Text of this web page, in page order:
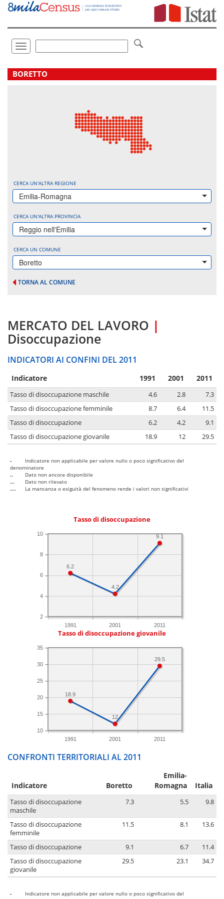
Vai
direttamente
Toggle
navigation
.
BORETTO
CERCA UN'ALTRA REGIONE
Emilia-Romagna
CERCA UN'ALTRA PROVINCIA
Reggio nell'Emilia
CERCA UN COMUNE
Boretto
TORNA AL COMUNE
MERCATO DEL LAVORO |
Disoccupazione
INDICATORI AI CONFINI DEL 2011
Indicatore 1991 2001 2011
Tasso di disoccupazione maschile 4.6 2.8
7.3
Tasso di disoccupazione femminile
8.7 6.4
11.5
Tasso di disoccupazione
6.2 4.2
9.1
Tasso di disoccupazione giovanile
18.9 12 29.5
-
Indicatore non applicabile per valore nullo o poco significativo del
denominatore
..
Dato non ancora disponibile
...
Dato non rilevato
....
La mancanza o esiguità del fenomeno rende i valori non significativi
Tasso di disoccupazione
1991 2001 2011
2
4
6
8
10 9.1
4.2
6.2
Tasso di disoccupazione giovanile
1991 2001 2011
10
15
20
25
30
35
29.5
12
18.9
CONFRONTI TERRITORIALI AL 2011
Indicatore Boretto
Emilia-
Romagna
Italia
Tasso di disoccupazione
maschile
7.3 5.5 9.8
Tasso di disoccupazione
femminile
11.5 8.1 13.6
Tasso di disoccupazione 9.1 6.7
11.4
Tasso di disoccupazione
giovanile
29.5 23.1 34.7
-
Indicatore non applicabile per valore nullo o poco significativo del